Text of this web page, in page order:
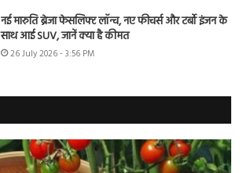
नई मारुति ब्रेजा फेसलिफ्ट लॉन्च, नए फीचर्स और टर्बो इंजन के
साथ आई SUV, जानें क्या है कीमत
26 July 2026 - 3:56 PM